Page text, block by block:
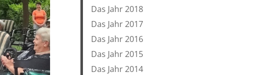
Das Jahr 2018
Das Jahr 2017
Das Jahr 2016
Das Jahr 2015
Das Jahr 2014